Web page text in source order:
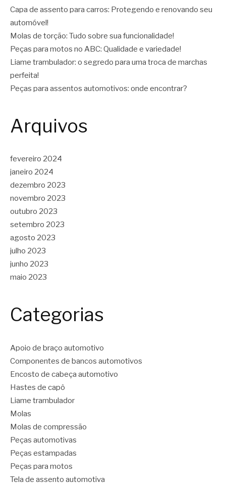
Capa de assento para carros: Protegendo e renovando seu
automóvel!
Molas de torção: Tudo sobre sua funcionalidade!
Peças para motos no ABC: Qualidade e variedade!
Liame trambulador: o segredo para uma troca de marchas
perfeita!
Peças para assentos automotivos: onde encontrar?
Arquivos
fevereiro 2024
janeiro 2024
dezembro 2023
novembro 2023
outubro 2023
setembro 2023
agosto 2023
julho 2023
junho 2023
maio 2023
Categorias
Apoio de braço automotivo
Componentes de bancos automotivos
Encosto de cabeça automotivo
Hastes de capô
Liame trambulador
Molas
Molas de compressão
Peças automotivas
Peças estampadas
Peças para motos
Tela de assento automotiva